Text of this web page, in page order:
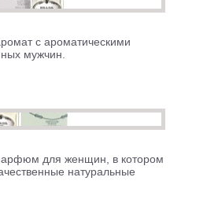
с ароматическими
мужчин.
для женщин, в котором
натуральные